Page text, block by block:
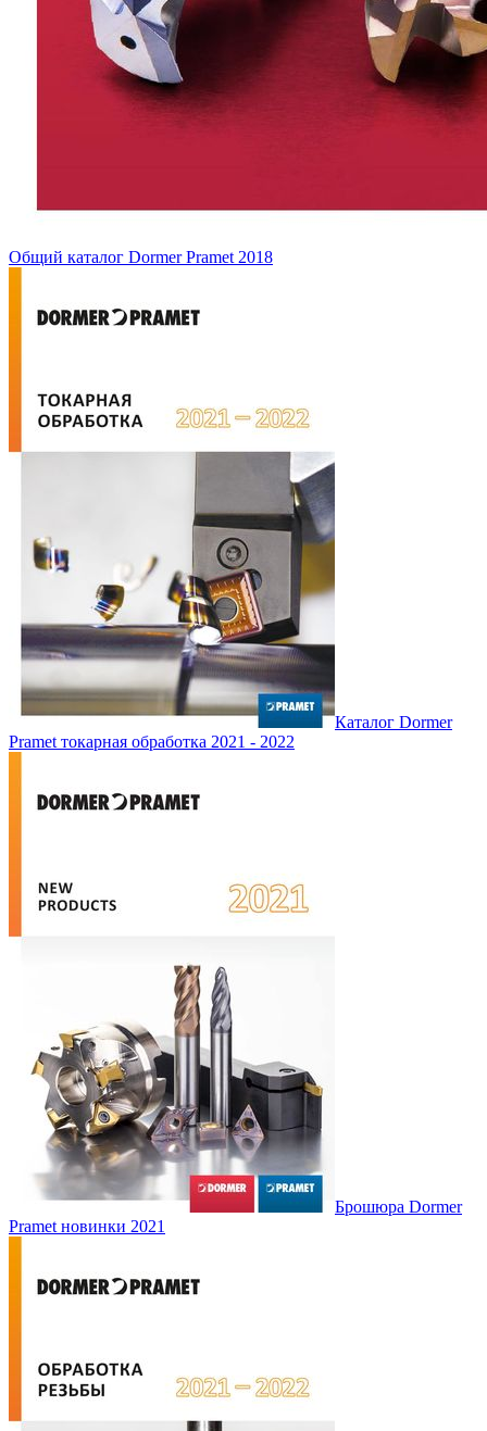
Общий каталог Dormer Pramet 2018
Каталог Dormer
Pramet токарная обработка 2021 - 2022
Брошюра Dormer
Pramet новинки 2021